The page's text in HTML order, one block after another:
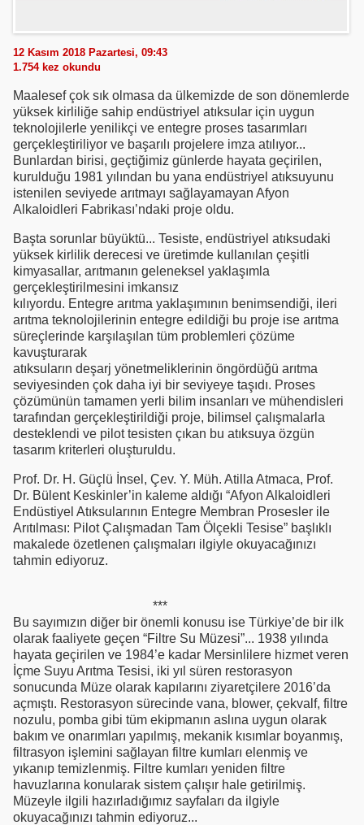
12 Kasım 2018 Pazartesi, 09:43
1.754kez okundu
Maalesef çok sık olmasa da ülkemizde de son dönemlerde
yüksek kirliliğe sahip endüstriyel atıksular için uygun
teknolojilerle yenilikçi ve entegre proses tasarımları
gerçekleştiriliyor ve başarılı projelere imza atılıyor...
Bunlardan birisi, geçtiğimiz günlerde hayata geçirilen,
kurulduğu 1981 yılından bu yana endüstriyel atıksuyunu
istenilen seviyede arıtmayı sağlayamayan Afyon
Alkaloidleri Fabrikası’ndaki proje oldu.
Başta sorunlar büyüktü... Tesiste, endüstriyel atıksudaki
yüksek kirlilik derecesi ve üretimde kullanılan çeşitli
kimyasallar, arıtmanın geleneksel yaklaşımla
gerçekleştirilmesini imkansız
kılıyordu. Entegre arıtma yaklaşımının benimsendiği, ileri
arıtma teknolojilerinin entegre edildiği bu proje ise arıtma
süreçlerinde karşılaşılan tüm problemleri çözüme
kavuşturarak
atıksuların deşarj yönetmeliklerinin öngördüğü arıtma
seviyesinden çok daha iyi bir seviyeye taşıdı. Proses
çözümünün tamamen yerli bilim insanları ve mühendisleri
tarafından gerçekleştirildiği proje, bilimsel çalışmalarla
desteklendi ve pilot tesisten çıkan bu atıksuya özgün
tasarım kriterleri oluşturuldu.
Prof. Dr. H. Güçlü İnsel, Çev. Y. Müh. Atilla Atmaca, Prof.
Dr. Bülent Keskinler’in kaleme aldığı “Afyon Alkaloidleri
Endüstiyel Atıksularının Entegre Membran Prosesler ile
Arıtılması: Pilot Çalışmadan Tam Ölçekli Tesise” başlıklı
makalede özetlenen çalışmaları ilgiyle okuyacağınızı
tahmin ediyoruz.
***
Bu sayımızın diğer bir önemli konusu ise Türkiye’de bir ilk
olarak faaliyete geçen “Filtre Su Müzesi”... 1938 yılında
hayata geçirilen ve 1984’e kadar Mersinlilere hizmet veren
İçme Suyu Arıtma Tesisi, iki yıl süren restorasyon
sonucunda Müze olarak kapılarını ziyaretçilere 2016’da
açmıştı. Restorasyon sürecinde vana, blower, çekvalf, filtre
nozulu, pomba gibi tüm ekipmanın aslına uygun olarak
bakım ve onarımları yapılmış, mekanik kısımlar boyanmış,
filtrasyon işlemini sağlayan filtre kumları elenmiş ve
yıkanıp temizlenmiş. Filtre kumları yeniden filtre
havuzlarına konularak sistem çalışır hale getirilmiş.
Müzeyle ilgili hazırladığımız sayfaları da ilgiyle
okuyacağınızı tahmin ediyoruz...